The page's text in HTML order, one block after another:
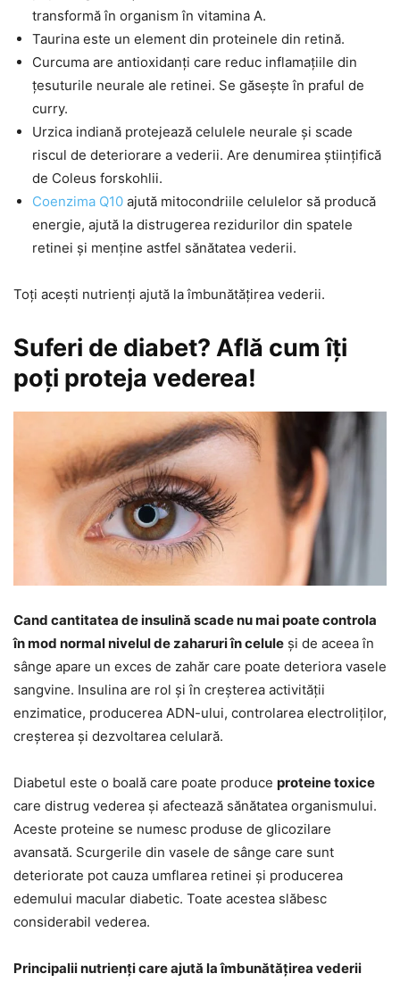
transformă în organism în vitamina A.
Taurina este un element din proteinele din retină.
Curcuma are antioxidanți care reduc inflamațiile din
țesuturile neurale ale retinei. Se găsește în praful de
curry.
Urzica indiană protejează celulele neurale și scade
riscul de deteriorare a vederii. Are denumirea științifică
de Coleus forskohlii.
Coenzima Q10 ajută mitocondriile celulelor să producă
energie, ajută la distrugerea rezidurilor din spatele
retinei și menține astfel sănătatea vederii.
Toți acești nutrienți ajută la îmbunătățirea vederii.
Suferi de diabet? Află cum îți
poți proteja vederea!
Cand cantitatea de insulină scade nu mai poate controla
în mod normal nivelul de zaharuri în celule și de aceea în
sânge apare un exces de zahăr care poate deteriora vasele
sangvine. Insulina are rol și în creșterea activității
enzimatice, producerea ADN-ului, controlarea electroliților,
creșterea și dezvoltarea celulară.
Diabetul este o boală care poate produce proteine toxice
care distrug vederea și afectează sănătatea organismului.
Aceste proteine se numesc produse de glicozilare
avansată. Scurgerile din vasele de sânge care sunt
deteriorate pot cauza umflarea retinei și producerea
edemului macular diabetic. Toate acestea slăbesc
considerabil vederea.
Principalii nutrienți care ajută la îmbunătățirea vederii